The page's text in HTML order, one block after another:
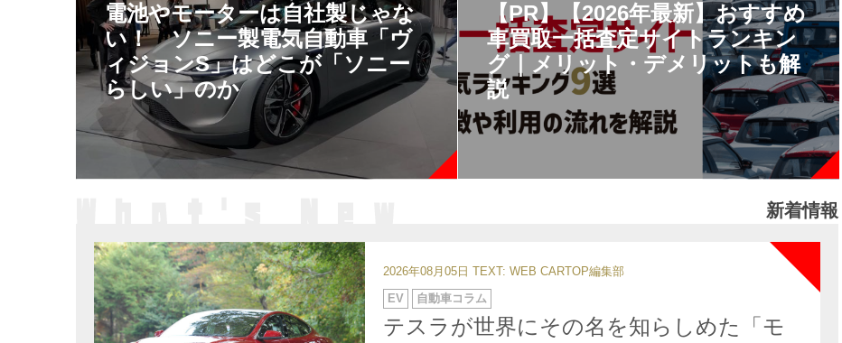
電池やモーターは自社製じゃな
い！ ソニー製電気自動車「ヴ
ィジョンS」はどこが「ソニー
らしい」のか
【PR】【2026年最新】おすすめ
車買取一括査定サイトランキン
グ｜メリット・デメリットも解
説
新着情報
NEW
2026年08月05日 TEXT: WEB CARTOP編集部
テスラが世界にその名を知らしめた「モ
カ
テ
リ
ー
EV 自動車コラム